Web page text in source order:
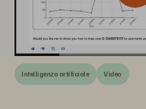
Intelligenza artificiale Video